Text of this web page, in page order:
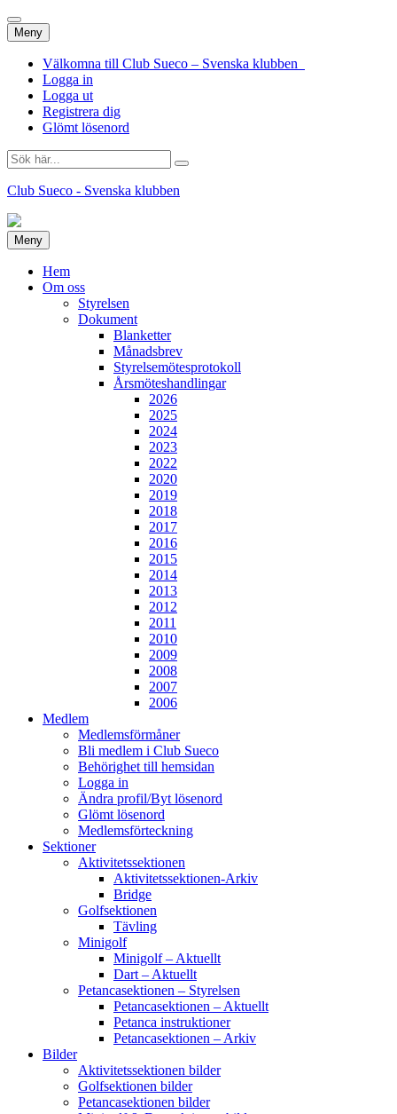
Meny Hoppa
till
innehåll
Välkomna till Club Sueco – Svenska klubben
Logga in
Logga ut
Registrera dig
Glömt lösenord
Sök
efter:
Club Sueco - Svenska klubben
Meny Hoppa
till
innehåll
Hem
Om oss
Styrelsen
Dokument
Blanketter
Månadsbrev
Styrelsemötesprotokoll
Årsmöteshandlingar
2026
2025
2024
2023
2022
2020
2019
2018
2017
2016
2015
2014
2013
2012
2011
2010
2009
2008
2007
2006
Medlem
Medlemsförmåner
Bli medlem i Club Sueco
Behörighet till hemsidan
Logga in
Ändra profil/Byt lösenord
Glömt lösenord
Medlemsförteckning
Sektioner
Aktivitetssektionen
Aktivitetssektionen-Arkiv
Bridge
Golfsektionen
Tävling
Minigolf
Minigolf – Aktuellt
Dart – Aktuellt
Petancasektionen – Styrelsen
Petancasektionen – Aktuellt
Petanca instruktioner
Petancasektionen – Arkiv
Bilder
Aktivitetssektionen bilder
Golfsektionen bilder
Petancasektionen bilder